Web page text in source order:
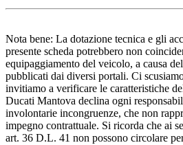
Nota bene: La dotazione tecnica e gli
presente scheda potrebbero non
equipaggiamento del veicolo, a causa
pubblicati dai diversi portali. Ci
invitiamo a verificare le caratteristiche
Ducati Mantova declina ogni
involontarie incongruenze, che non
impegno contrattuale. Si ricorda che ai
art. 36 D.L. 41 non possono circolare